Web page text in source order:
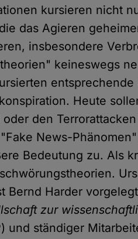
kursieren nicht
das Agieren
insbesondere
keineswegs
Heute
den Terrorattacken
News-
Bedeutung zu. Als
Bernd Harder
zur
und ständiger